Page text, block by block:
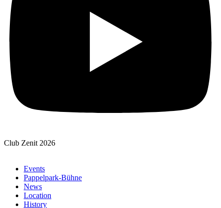
Club Zenit 2026
Events
Pappelpark-Bühne
News
Location
History